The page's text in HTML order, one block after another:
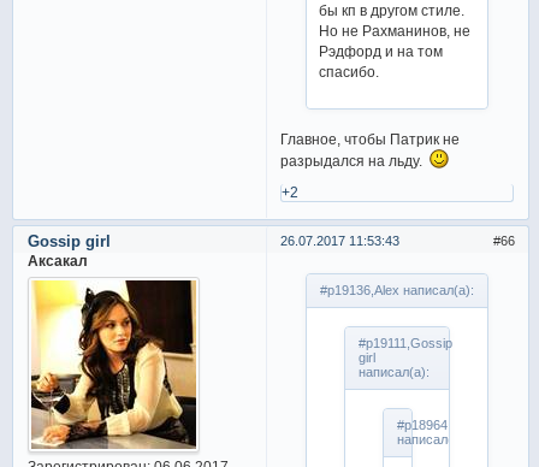
бы кп в другом стиле.
Но не Рахманинов, не
Рэдфорд и на том
спасибо.
Главное, чтобы Патрик не
разрыдался на льду.
+2
66
26.07.2017 11:53:43
Gossip girl
Аксакал
#p19136,Alex написал(а):
#p19111,Gossip
girl
написал(а):
#p18964,Alex
написал(а):